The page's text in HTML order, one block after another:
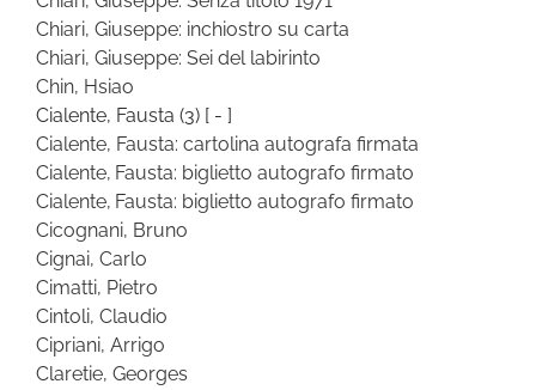
Chiari, Giuseppe: inchiostro su carta
Chiari, Giuseppe: Sei del labirinto
Chin, Hsiao
Cialente, Fausta (3) [ - ]
Cialente, Fausta: cartolina autografa firmata
Cialente, Fausta: biglietto autografo firmato
Cialente, Fausta: biglietto autografo firmato
Cicognani, Bruno
Cignai, Carlo
Cimatti, Pietro
Cintoli, Claudio
Cipriani, Arrigo
Claretie, Georges